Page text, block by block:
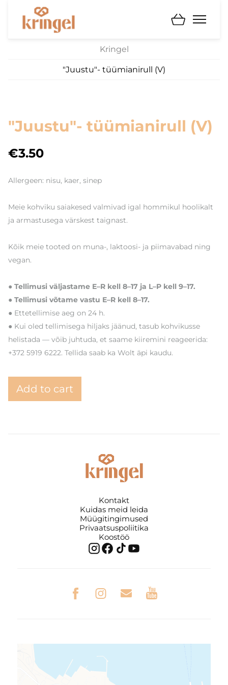
Kringel
"Juustu"- tüümianirull (V)
"Juustu"- tüümianirull (V)
€3.50
Allergeen: nisu, kaer, sinep
Meie kohviku saiakesed valmivad igal hommikul hoolikalt
ja armastusega värskest taignast.
Kõik meie tooted on muna-, laktoosi- ja piimavabad ning
vegan.
● Tellimusi väljastame E–R kell 8–17 ja L–P kell 9–17.
● Tellimusi võtame vastu E–R kell 8–17.
● Ettetellimise aeg on 24 h.
● Kui oled tellimisega hiljaks jäänud, tasub kohvikusse
helistada — võib juhtuda, et saame kiiremini reageerida:
+372 5919 6222. Tellida saab ka Wolt äpi kaudu.
Add to cart
Kontakt
Kuidas meid leida
Müügitingimused
Privaatsuspoliitika
Koostöö